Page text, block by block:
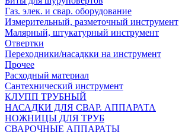
Газ. элек. и свар. оборудование
Измерительный, разметочный инструмент
Малярный, штукатурный инструмент
Отвертки
Переходники/насадкки на инструмент
Прочее
Расходный материал
Сантехнический инструмент
КЛУПП ТРУБНЫЙ
НАСАДКИ ДЛЯ СВАР. АППАРАТА
НОЖНИЦЫ ДЛЯ ТРУБ
СВАРОЧНЫЕ АППАРАТЫ